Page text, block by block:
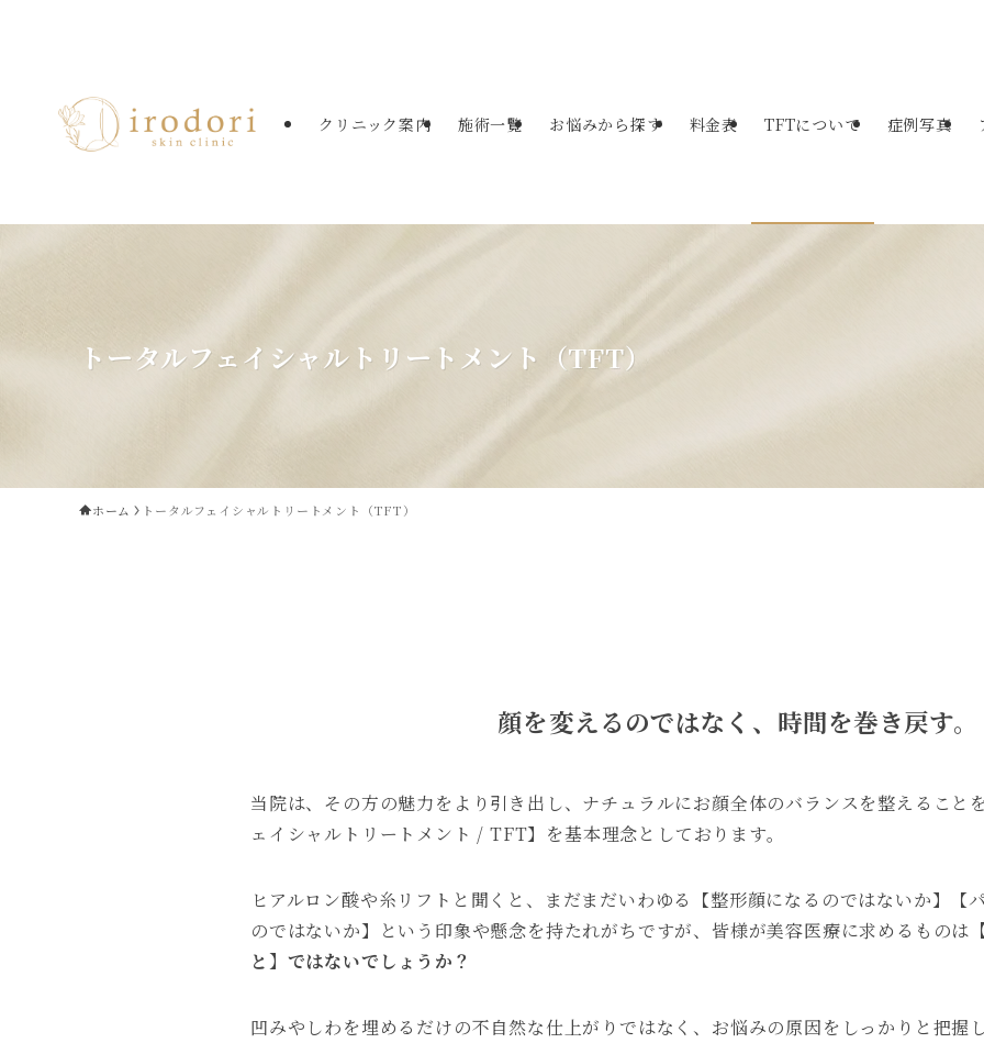
クリニック案内 施術一覧 お悩みから探す 料金表 TFTについて 症例写真
トータルフェイシャルトリートメント（TFT）
ホーム トータルフェイシャルトリートメント（TFT）
顔を変えるのではなく、時間を巻き戻す。
当院は、その方の魅力をより引き出し、ナチュラルにお顔全体のバランスを整えること
ェイシャルトリートメント / TFT】を基本理念としております。
ヒアルロン酸や糸リフトと聞くと、まだまだいわゆる【整形顔になるのではないか】【
のではないか】という印象や懸念を持たれがちですが、皆様が美容医療に求めるものは
と】ではないでしょうか？
凹みやしわを埋めるだけの不自然な仕上がりではなく、お悩みの原因をしっかりと把握